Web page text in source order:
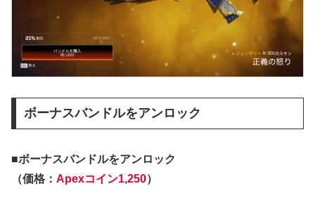
ボーナスバンドルをアンロック
■ボーナスバンドルをアンロック
（価格： Apexコイン1,250）